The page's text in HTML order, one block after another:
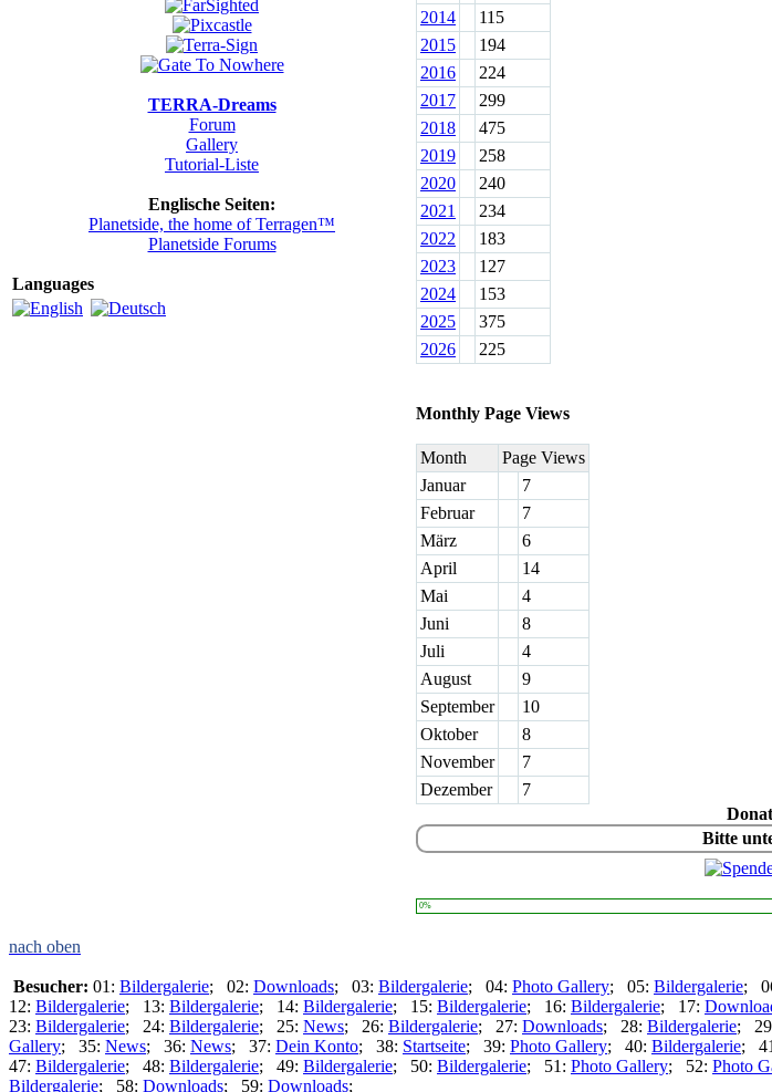
TERRA-Dreams
Forum
Gallery
Tutorial-Liste
Englische Seiten:
Planetside, the home of Terragen™
Planetside Forums
Languages
2014
115
2015
194
2016
224
2017
299
2018
475
2019
258
2020
240
2021
234
2022
183
2023
127
2024
153
2025
375
2026
225
Monthly Page Views
Month
Page Views
Januar
7
Februar
7
März
6
April
14
Mai
4
Juni
8
Juli
4
August
9
September
10
Oktober
8
November
7
Dezember
7
Bitte
0%
nach oben
Besucher: 01: Bildergalerie; 02: Downloads; 03: Bildergalerie; 04: Photo Gallery; 05: Bildergalerie;
12: Bildergalerie; 13: Bildergalerie; 14: Bildergalerie; 15: Bildergalerie; 16: Bildergalerie; 17:
23: Bildergalerie; 24: Bildergalerie; 25: News; 26: Bildergalerie; 27: Downloads; 28: Bildergalerie;
Gallery; 35: News; 36: News; 37: Dein Konto; 38: Startseite; 39: Photo Gallery; 40: Bildergalerie;
47: Bildergalerie; 48: Bildergalerie; 49: Bildergalerie; 50: Bildergalerie; 51: Photo Gallery; 52: Photo
Bildergalerie; 58: Downloads; 59: Downloads;